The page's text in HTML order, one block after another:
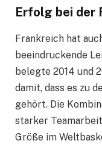
Erfolg bei der
Frankreich hat
beeindruckende
belegte 2014 und
damit, dass es zu
gehört. Die
starker
Größe im